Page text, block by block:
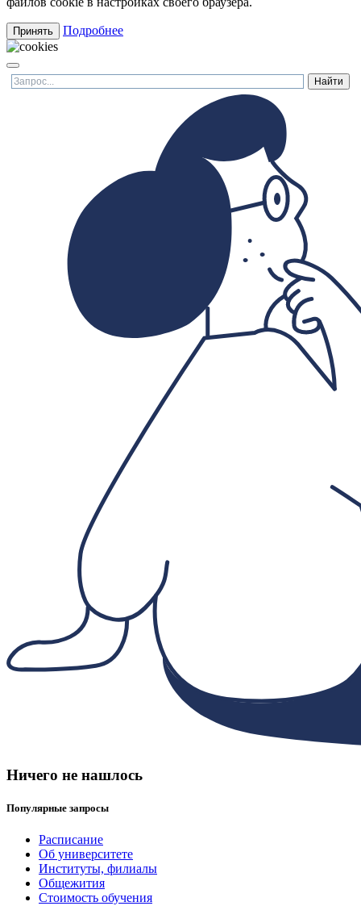
Принять Подробнее
Ничего не нашлось
Популярные запросы
Расписание
Об университете
Институты, филиалы
Общежития
Стоимость обучения